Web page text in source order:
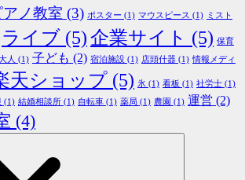
アノ教室 (3) ポスター (1) マウスピース (1) ミスト
ライブ (5)企業サイト (5) 保育
人 (1) 子ども (2) 宿泊施設 (1) 店頭什器 (1) 情報メディ
天ショップ (5) 氷 (1) 看板 (1) 社労士 (1)
(1) 結婚相談所 (1) 自転車 (1) 薬局 (1) 農園 (1) 運営 (2)
(4)